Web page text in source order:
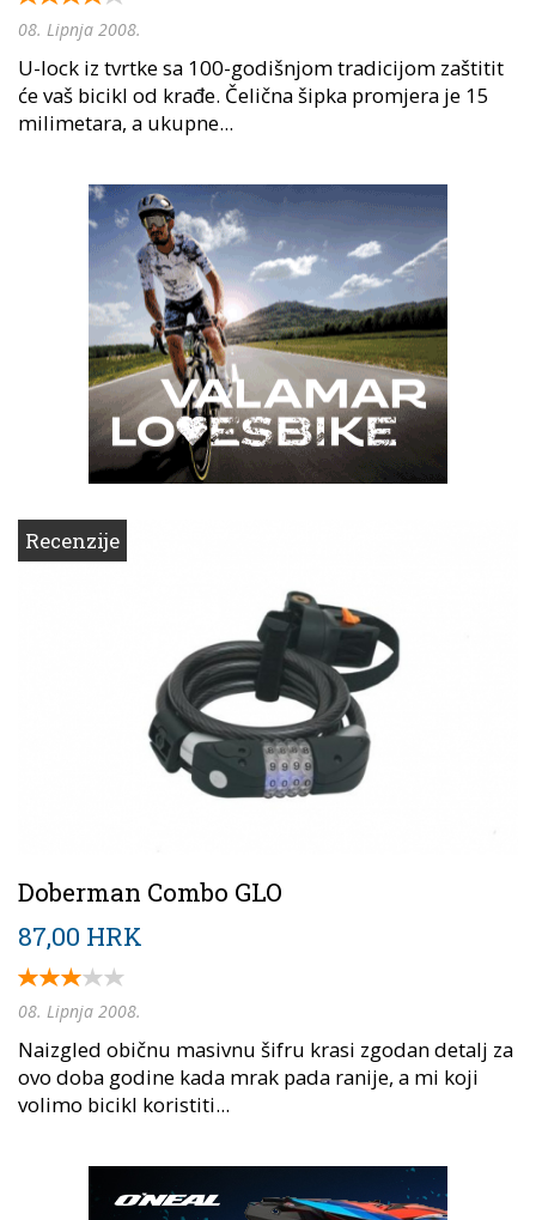
08. Lipnja 2008.
U-lock iz tvrtke sa 100-godišnjom tradicijom zaštitit
će vaš bicikl od krađe. Čelična šipka promjera je 15
milimetara, a ukupne...
Recenzije
Doberman Combo GLO
87,00 HRK
08. Lipnja 2008.
Naizgled običnu masivnu šifru krasi zgodan detalj za
ovo doba godine kada mrak pada ranije, a mi koji
volimo bicikl koristiti...